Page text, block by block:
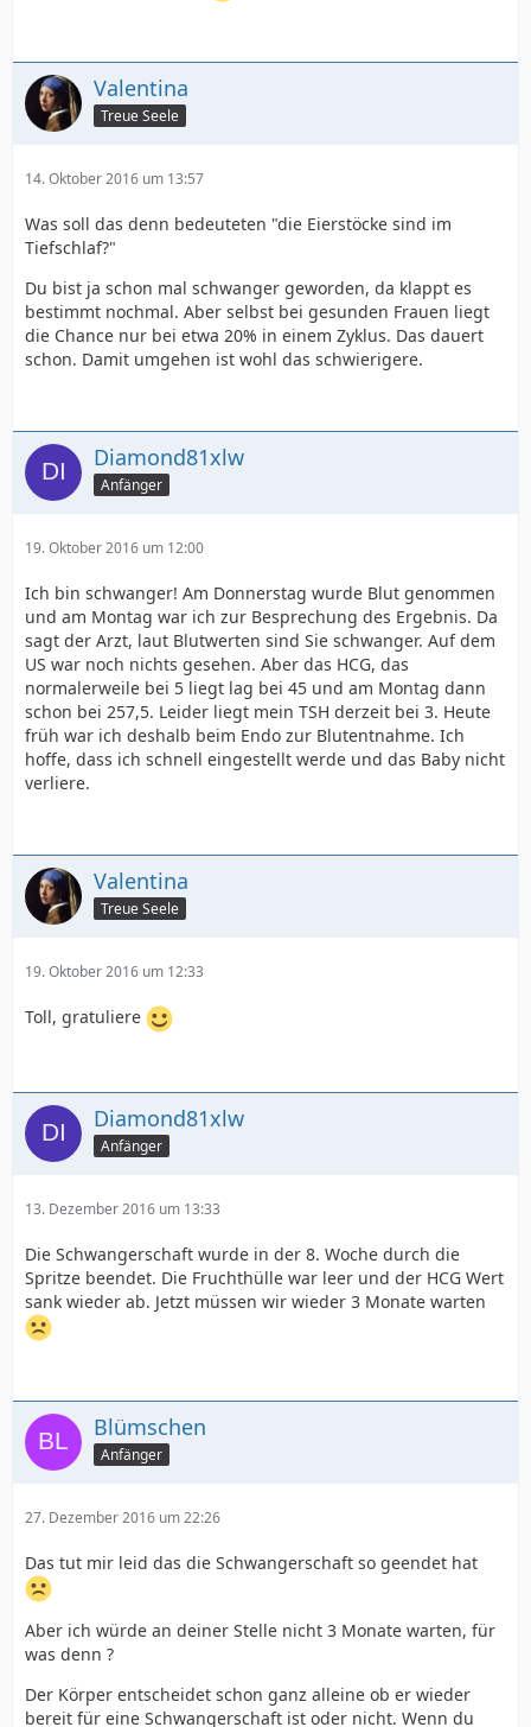
Valentina
Treue Seele
14. Oktober 2016 um 13:57
Was soll das denn bedeuteten "die Eierstöcke sind im
Tiefschlaf?"
Du bist ja schon mal schwanger geworden, da klappt es
bestimmt nochmal. Aber selbst bei gesunden Frauen liegt
die Chance nur bei etwa 20% in einem Zyklus. Das dauert
schon. Damit umgehen ist wohl das schwierigere.
Diamond81xlw
Anfänger
19. Oktober 2016 um 12:00
Ich bin schwanger! Am Donnerstag wurde Blut genommen
und am Montag war ich zur Besprechung des Ergebnis. Da
sagt der Arzt, laut Blutwerten sind Sie schwanger. Auf dem
US war noch nichts gesehen. Aber das HCG, das
normalerweile bei 5 liegt lag bei 45 und am Montag dann
schon bei 257,5. Leider liegt mein TSH derzeit bei 3. Heute
früh war ich deshalb beim Endo zur Blutentnahme. Ich
hoffe, dass ich schnell eingestellt werde und das Baby nicht
verliere.
Valentina
Treue Seele
19. Oktober 2016 um 12:33
Toll, gratuliere
Diamond81xlw
Anfänger
13. Dezember 2016 um 13:33
Die Schwangerschaft wurde in der 8. Woche durch die
Spritze beendet. Die Fruchthülle war leer und der HCG Wert
sank wieder ab. Jetzt müssen wir wieder 3 Monate warten
Blümschen
Anfänger
27. Dezember 2016 um 22:26
Das tut mir leid das die Schwangerschaft so geendet hat
Aber ich würde an deiner Stelle nicht 3 Monate warten, für
was denn ?
Der Körper entscheidet schon ganz alleine ob er wieder
bereit für eine Schwangerschaft ist oder nicht. Wenn du